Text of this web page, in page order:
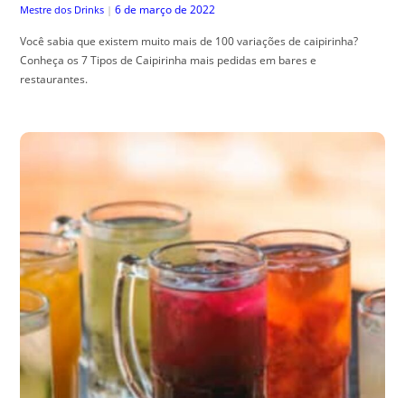
Mestre dos Drinks | 6 de março de 2022
Você sabia que existem muito mais de 100 variações de caipirinha?
Conheça os 7 Tipos de Caipirinha mais pedidas em bares e
restaurantes.